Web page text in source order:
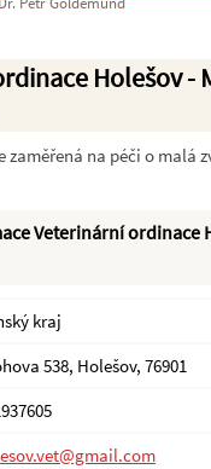
Holešov -
na péči o malá
Veterinární ordinace
kraj
538, Holešov, 76901